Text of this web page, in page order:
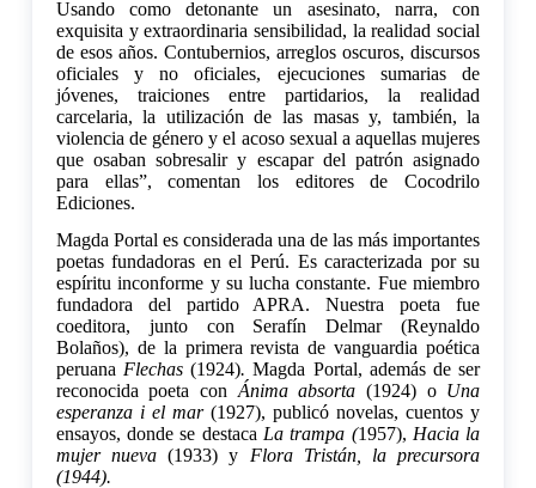
Usando como detonante un asesinato, narra, con
exquisita y extraordinaria sensibilidad, la realidad social
de esos años. Contubernios, arreglos oscuros, discursos
oficiales y no oficiales, ejecuciones sumarias de
jóvenes, traiciones entre partidarios, la realidad
carcelaria, la utilización de las masas y, también, la
violencia de género y el acoso sexual a aquellas mujeres
que osaban sobresalir y escapar del patrón asignado
para ellas”, comentan los editores de Cocodrilo
Ediciones.
Magda Portal es considerada una de las más importantes
poetas fundadoras en el Perú. Es caracterizada por su
espíritu inconforme y su lucha constante. Fue miembro
fundadora del partido APRA. Nuestra poeta fue
coeditora, junto con Serafín Delmar (Reynaldo
Bolaños), de la primera revista de vanguardia poética
peruana Flechas (1924). Magda Portal, además de ser
reconocida poeta con Ánima absorta (1924) o Una
esperanza i el mar(1927), publicó novelas, cuentos y
ensayos, donde se destaca La trampa (1957), Hacia la
mujer nueva (1933) y Flora Tristán, la precursora
(1944).